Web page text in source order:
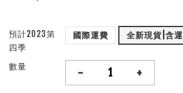
預計2023第
四季
國際運費 全新現貨|含運
數量 - +